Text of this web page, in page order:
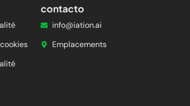
contacto
info@iation.ai
Emplacements